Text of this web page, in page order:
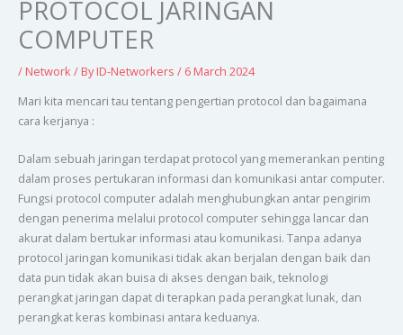
PROTOCOL JARINGAN
COMPUTER
/ Network/ ByID-Networkers / 6 March 2024
Mari kita mencari tau tentang pengertian protocol dan bagaimana
cara kerjanya :
Dalam sebuah jaringan terdapat protocol yang memerankan penting
dalam proses pertukaran informasi dan komunikasi antar computer.
Fungsi protocol computer adalah menghubungkan antar pengirim
dengan penerima melalui protocol computer sehingga lancar dan
akurat dalam bertukar informasi atau komunikasi. Tanpa adanya
protocol jaringan komunikasi tidak akan berjalan dengan baik dan
data pun tidak akan buisa di akses dengan baik, teknologi
perangkat jaringan dapat di terapkan pada perangkat lunak, dan
perangkat keras kombinasi antara keduanya.